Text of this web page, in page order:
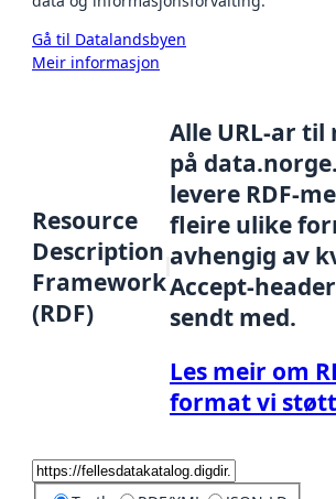
Gå til Datalandsbyen
Meir informasjon
Resource
Description
Framework
(RDF)
Alle URL-ar til
på
levere RDF-
fleire ulike
avhengig av
Accept-
sendt med.
Les meir om
format vi